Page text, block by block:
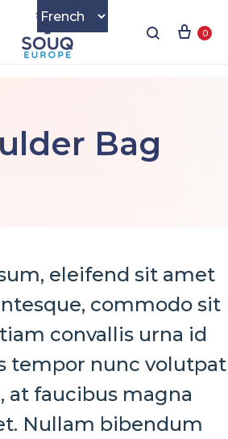
SearchCart
0
Bag
eleifend sit amet
commodo sit
convallis urna id
tempor nunc volutpat
at faucibus magna
Nullam bibendum